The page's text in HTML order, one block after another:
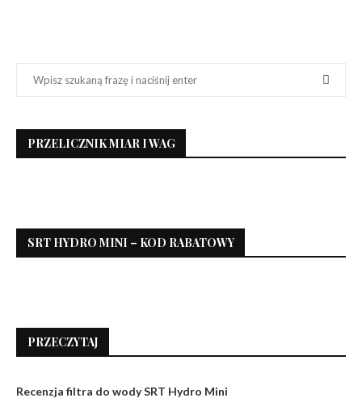
PRZELICZNIK MIAR I WAG
SRT HYDRO MINI – KOD RABATOWY
PRZECZYTAJ
Recenzja filtra do wody SRT Hydro Mini